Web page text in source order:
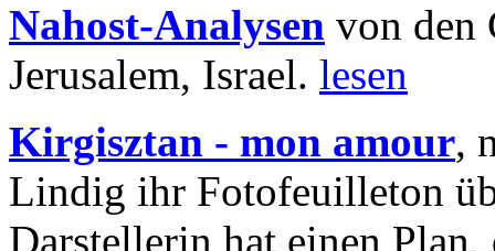
Nahost-Analysen von den
Jerusalem, Israel. lesen
Kirgisztan - mon amour,
Lindig ihr Fotofeuilleton
Darstellerin hat einen Plan,